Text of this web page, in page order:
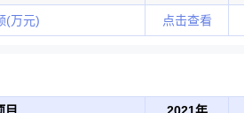
(万元) 点击查看